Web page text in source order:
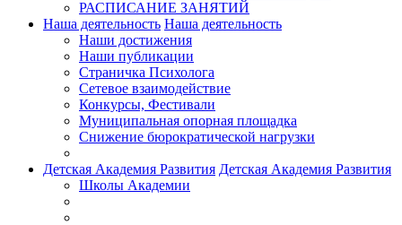
РАСПИСАНИЕ ЗАНЯТИЙ
Наша деятельность Наша деятельность
Наши достижения
Наши публикации
Страничка Психолога
Сетевое взаимодействие
Конкурсы, Фестивали
Муниципальная опорная площадка
Снижение бюрократической нагрузки
Детская Академия Развития Детская Академия Развития
Школы Академии